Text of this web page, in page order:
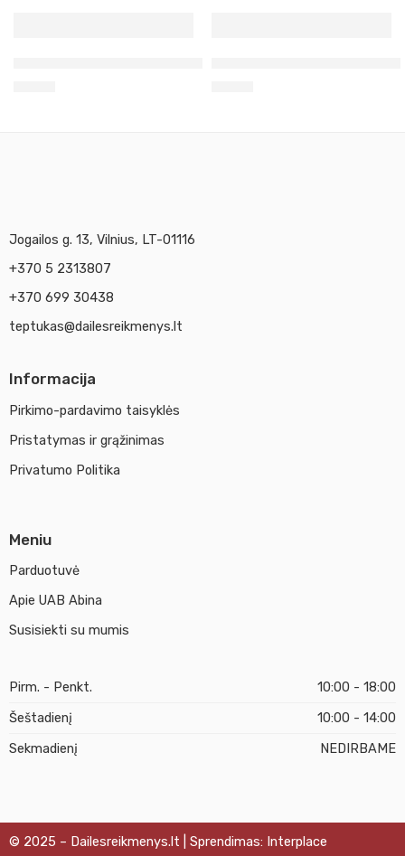
Jogailos g. 13, Vilnius, LT-01116
+370 5 2313807
+370 699 30438
teptukas@dailesreikmenys.lt
Informacija
Pirkimo-pardavimo taisyklės
Pristatymas ir grąžinimas
Privatumo Politika
Meniu
Parduotuvė
Apie UAB Abina
Susisiekti su mumis
Pirm. - Penkt.
10:00 - 18:00
Šeštadienį
10:00 - 14:00
Sekmadienį
NEDIRBAME
© 2025 – Dailesreikmenys.lt | Sprendimas: Interplace